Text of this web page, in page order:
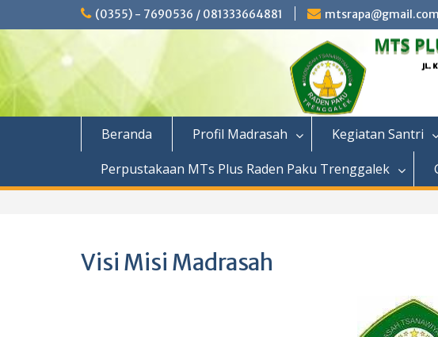
(0355) - 7690536 / 081333664881 mtsrapa@gmail.com
Beranda Profil Madrasah Kegiatan Santri
Perpustakaan MTs Plus Raden Paku Trenggalek
Visi Misi Madrasah